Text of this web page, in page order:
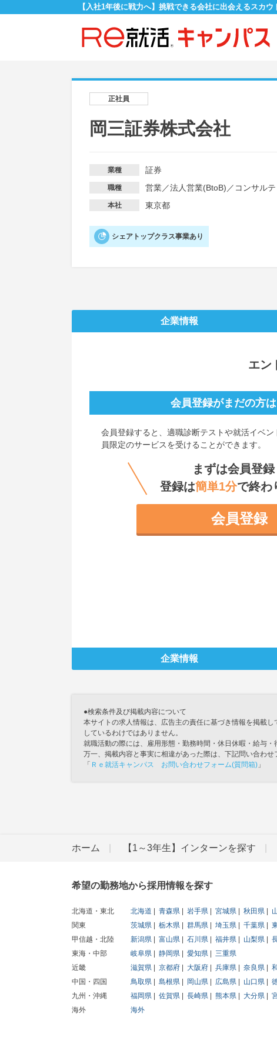
【入社1年後に戦力へ】挑戦できる会社に出会えるスカウ
正社員
岡三証券株式会社
業種 証券
職種 営業／法人営業(BtoB) ／ コンサル
本社 東京都
シェアトップクラス事業あり
企業情報
エン
会員登録がまだの方
会員登録すると、 適職診断テストや就活イベ
員限定のサービスを受けることができます。
まずは会員登録
登録は簡単1分で終わ
会員登録
企業情報
●検索条件及び掲載内容について
本サイトの求人情報は、広告主の責任に基づき情報を掲載
しているわけではありません。
就職活動の際には、雇用形態・勤務時間・休日休暇・給与
万一、掲載内容と事実に相違があった際は、下記問い合わ
「 Ｒｅ就活キャンパス お問い合わせフォーム(質問箱) 」
ホーム 【1～3年生】インターンを探す
希望の勤務地から採用情報を探す
北海道・東北 北海道 青森県 岩手県 宮城県 秋田県
関東
茨城県 栃木県 群馬県 埼玉県 千葉県
甲信越・北陸
新潟県 富山県 石川県 福井県 山梨県
東海・中部
岐阜県 静岡県 愛知県
三重県
近畿
滋賀県 京都府 大阪府 兵庫県 奈良県
中国・四国
鳥取県 島根県 岡山県 広島県 山口県
九州・沖縄
福岡県 佐賀県 長崎県 熊本県 大分県
海外
海外